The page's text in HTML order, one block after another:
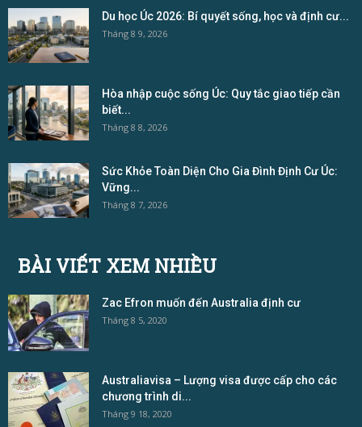
Du học Úc 2026: Bí quyết sống, học và định cư...
Tháng 8 9, 2026
Hòa nhập cuộc sống Úc: Quy tắc giao tiếp cần
biết...
Tháng 8 8, 2026
Sức Khỏe Toàn Diện Cho Gia Đình Định Cư Úc:
Vững...
Tháng 8 7, 2026
BÀI VIẾT XEM NHIỀU
Zac Efron muốn đến Australia định cư
Tháng 8 5, 2020
Australiavisa – Lượng visa được cấp cho các
chương trình di...
Tháng 9 18, 2020